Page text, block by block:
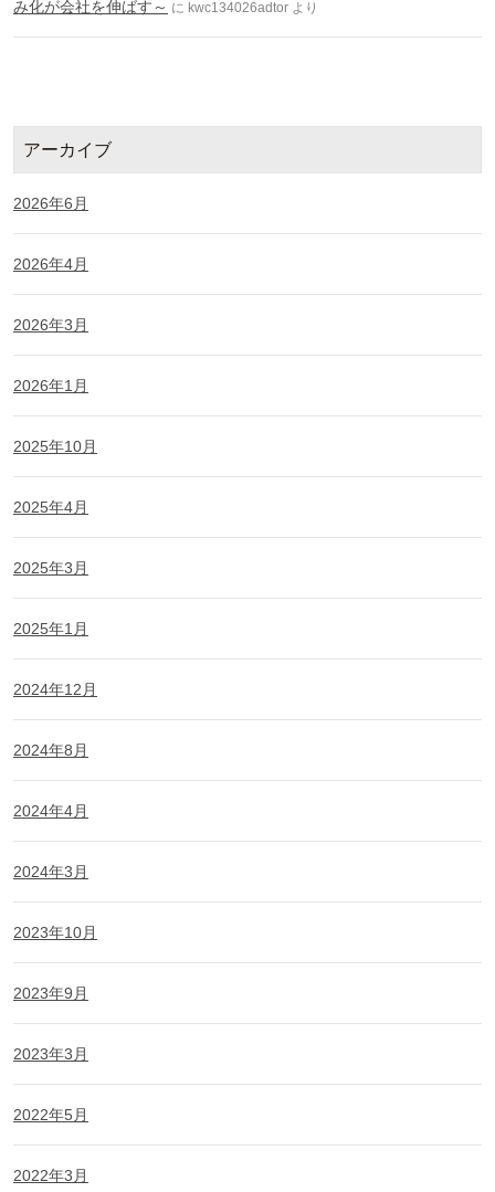
み化が会社を伸ばす～ に kwc134026adtor より
アーカイブ
2026年6月
2026年4月
2026年3月
2026年1月
2025年10月
2025年4月
2025年3月
2025年1月
2024年12月
2024年8月
2024年4月
2024年3月
2023年10月
2023年9月
2023年3月
2022年5月
2022年3月